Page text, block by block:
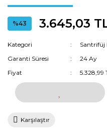
%43 3.645,03
Kategori
Santrifüj
Garanti Süresi
24 Ay
Fiyat
5.328,99
Karşılaştır